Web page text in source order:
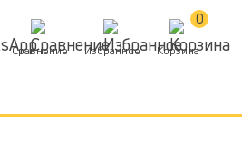
Сравнение Избранное Корзина
0